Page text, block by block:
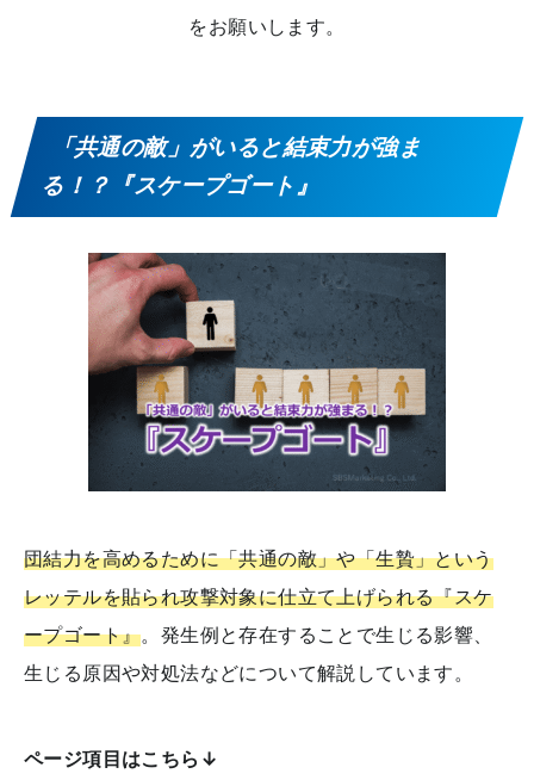
をお願いします。
「共通の敵」がいると結束力が強ま
る！？『スケープゴート』
団結力を高めるために「共通の敵」や「生贄」という
レッテルを貼られ攻撃対象に仕立て上げられる『スケ
ープゴート』。発生例と存在することで生じる影響、
生じる原因や対処法などについて解説しています。
ページ項目はこちら↓